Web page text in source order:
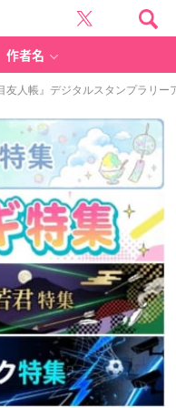
作者名
友人帳』デジタルスタンプラリー